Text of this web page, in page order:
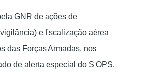
GNR de ações de
e fiscalização aérea
das Forças Armadas, nos
de alerta especial do SIOPS,